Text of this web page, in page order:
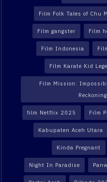
Film Folk Tales of Chu
Film gangster Film
Film Indonesia
Film Karate Kid
Film Mission:
Reckoning
film Netflix 2025 Film
Kabupaten Aceh Utara
Kinda Pregnant
Night In Paradise